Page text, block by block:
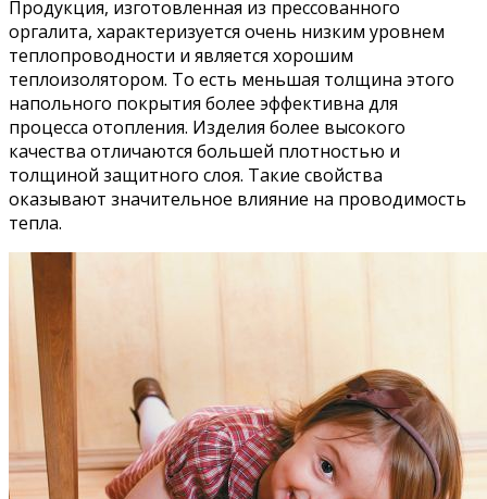
Продукция, изготовленная из прессованного
оргалита, характеризуется очень низким уровнем
теплопроводности и является хорошим
теплоизолятором. То есть меньшая толщина этого
напольного покрытия более эффективна для
процесса отопления. Изделия более высокого
качества отличаются большей плотностью и
толщиной защитного слоя. Такие свойства
оказывают значительное влияние на проводимость
тепла.